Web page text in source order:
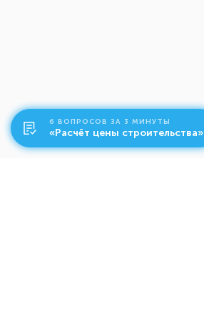
6 ВОПРОСОВ ЗА 3 МИНУТЫ
«Расчёт цены строительства»